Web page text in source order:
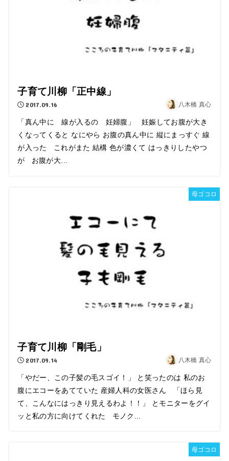
子育て川柳「正中線」
2017.09.16 八木橋 真心
「真ん中に 線が入るの 妊婦腹」 妊娠してお腹が大き
くなってくると なにやら お腹の真ん中に 縦にまっすぐ 線
が入った これがまた 結構 色が濃くて はっきりしたやつ
が お腹が大...
母ゴコロ
子育て川柳「剛毛」
2017.09.14 八木橋 真心
「やだー、この子髪の毛スゴイ！」 と笑ったのは 私のお
腹にエコーをあてていた 産婦人科の女医さん 「ほら見
て、こんなにはっきり見えるわよ！！」 とモニターをグイ
ッと私の方に向けてくれた モノク...
母ゴコロ